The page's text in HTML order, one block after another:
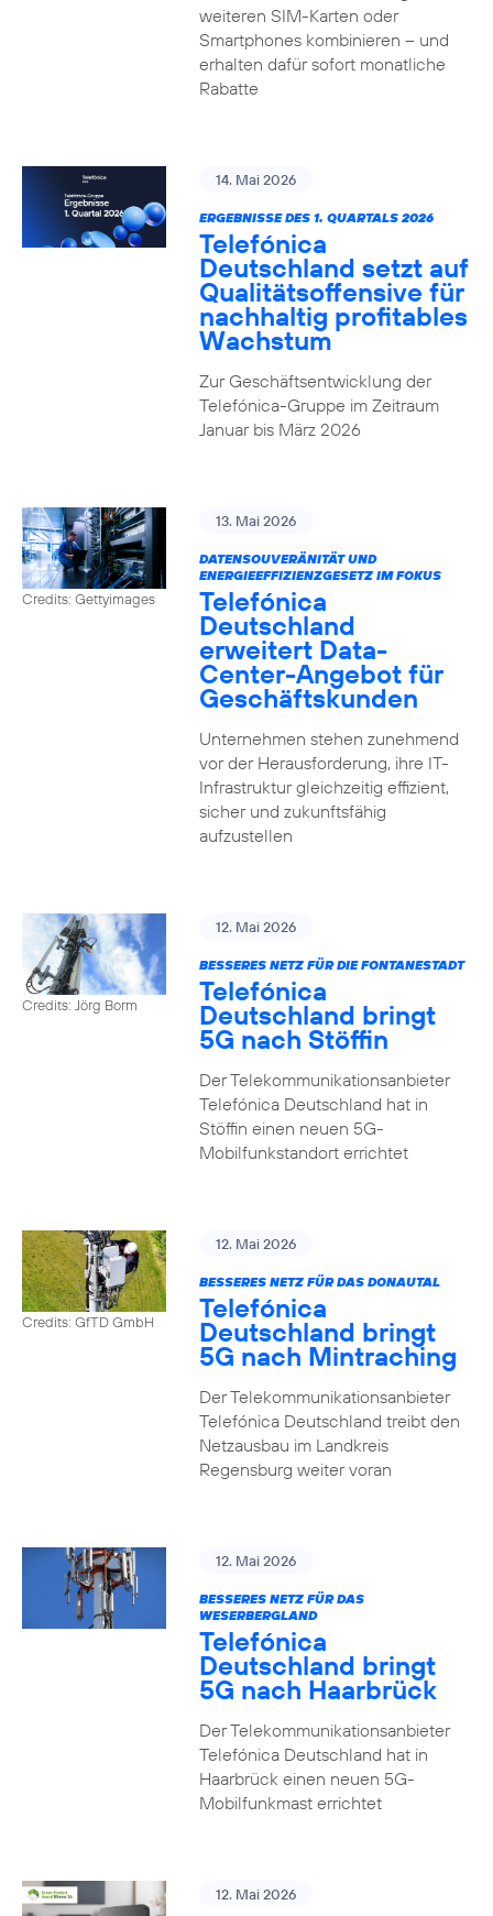
weiteren SIM-Karten oder
Smartphones kombinieren – und
erhalten dafür sofort monatliche
Rabatte
14. Mai 2026
ERGEBNISSE DES 1. QUARTALS 2026
Telefónica
Deutschland setzt auf
Qualitätsoffensive für
nachhaltig profitables
Wachstum
Zur Geschäftsentwicklung der
Telefónica-Gruppe im Zeitraum
Januar bis März 2026
Credits: Gettyimages
13. Mai 2026
DATENSOUVERÄNITÄT UND
ENERGIEEFFIZIENZGESETZ IM FOKUS
Telefónica
Deutschland
erweitert Data-
Center-Angebot für
Geschäftskunden
Unternehmen stehen zunehmend
vor der Herausforderung, ihre IT-
Infrastruktur gleichzeitig effizient,
sicher und zukunftsfähig
aufzustellen
Credits: Jörg Borm
12. Mai 2026
BESSERES NETZ FÜR DIE FONTANESTADT
Telefónica
Deutschland bringt
5G nach Stöffin
Der Telekommunikationsanbieter
Telefónica Deutschland hat in
Stöffin einen neuen 5G-
Mobilfunkstandort errichtet
Credits: GfTD GmbH
12. Mai 2026
BESSERES NETZ FÜR DAS DONAUTAL
Telefónica
Deutschland bringt
5G nach Mintraching
Der Telekommunikationsanbieter
Telefónica Deutschland treibt den
Netzausbau im Landkreis
Regensburg weiter voran
12. Mai 2026
BESSERES NETZ FÜR DAS
WESERBERGLAND
Telefónica
Deutschland bringt
5G nach Haarbrück
Der Telekommunikationsanbieter
Telefónica Deutschland hat in
Haarbrück einen neuen 5G-
Mobilfunkmast errichtet
12. Mai 2026